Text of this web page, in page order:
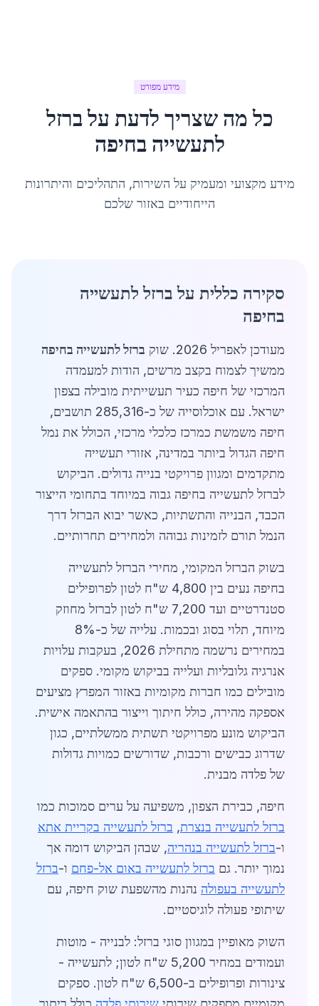
מידע מפורט
כל מה שצריך לדעת עלברזל
לתעשייה בחיפה
מידע מקצועי ומעמיק על השירות, התהליכים והיתרונות
הייחודיים באזור שלכם
סקירה כללית על ברזל לתעשייה
בחיפה
מעודכן לאפריל 2026. שוק
ברזל לתעשייה בחיפה
ממשיך לצמוח בקצב מרשים, הודות למעמדה
המרכזי של חיפה כעיר תעשייתית מובילה בצפון
ישראל. עם אוכלוסייה של כ-285,316 תושבים,
חיפה משמשת כמרכז כלכלי מרכזי, הכולל את נמל
חיפה הגדול ביותר במדינה, אזורי תעשייה
מתקדמים ומגוון פרויקטי בנייה גדולים. הביקוש
לברזל לתעשייה בחיפה גבוה במיוחד בתחומי הייצור
הכבד, הבנייה והתשתיות, כאשר יבוא הברזל דרך
הנמל תורם לזמינות גבוהה ולמחירים תחרותיים.
בשוק הברזל המקומי, מחירי הברזל לתעשייה
בחיפה נעים בין 4,800 ש"ח לטון לפרופילים
סטנדרטיים ועד 7,200 ש"ח לטון לברזל מחוזק
מיוחד, תלוי בסוג ובכמות. עלייה של כ-8%
במחירים נרשמה מתחילת 2026, בעקבות עלויות
אנרגיה גלובליות ועלייה בביקוש מקומי. ספקים
מובילים כמו חברות מקומיות באזור המפרץ מציעים
אספקה מהירה, כולל חיתוך וייצור בהתאמה אישית.
הביקוש מונע מפרויקטי תשתית ממשלתיים, כגון
שדרוג כבישים ורכבות, שדורשים כמויות גדולות
של פלדה מבנית.
חיפה, כבירת הצפון, משפיעה על ערים סמוכות כמו
ברזל לתעשייה בנצרת, ברזל לתעשייה בקריית אתא
ו-ברזל לתעשייה בנהריה, שבהן הביקוש דומה אך
נמוך יותר. גם ברזל לתעשייה באום אל-פחם ו-ברזל
לתעשייה בעפולה נהנות מהשפעת שוק חיפה, עם
שיתופי פעולה לוגיסטיים.
השוק מאופיין במגוון סוגי ברזל: לבנייה - מוטות
ועמודים במחיר 5,200 ש"ח לטון; לתעשייה -
צינורות ופרופילים ב-6,500 ש"ח לטון. ספקים